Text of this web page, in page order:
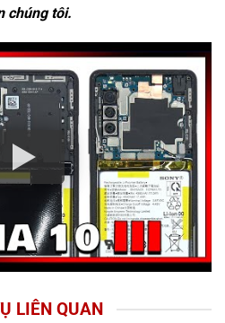
chúng tôi.
LIÊN QUAN